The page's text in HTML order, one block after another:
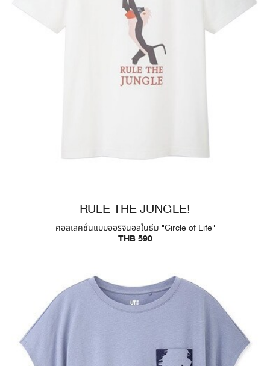
RULE THE JUNGLE!
คอลเลคชั่นแบบออริจินอลในธีม "Circle of Life"
THB 590